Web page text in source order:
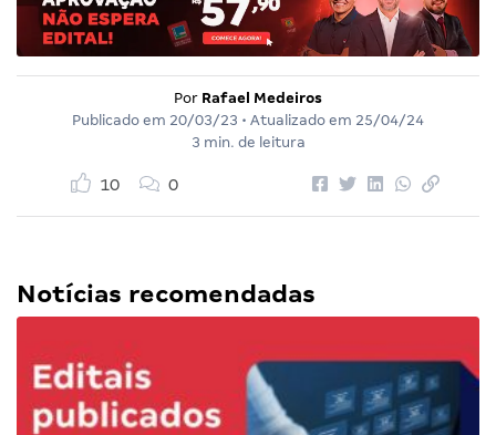
Por Rafael Medeiros
Publicado em 20/03/23 • Atualizado em 25/04/24
3 min. de leitura
10 0
Notícias recomendadas